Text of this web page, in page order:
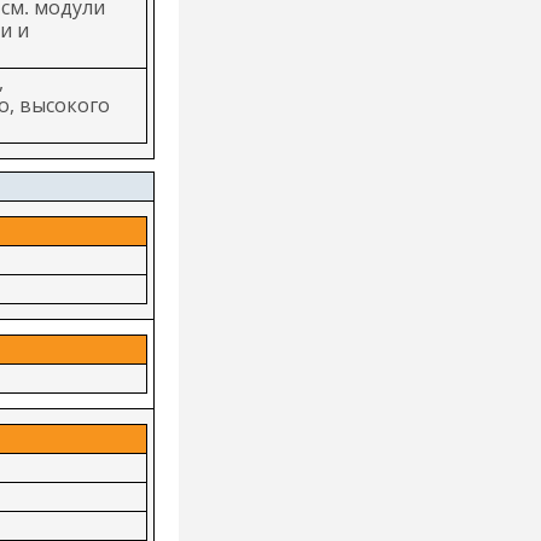
модули
и
высокого